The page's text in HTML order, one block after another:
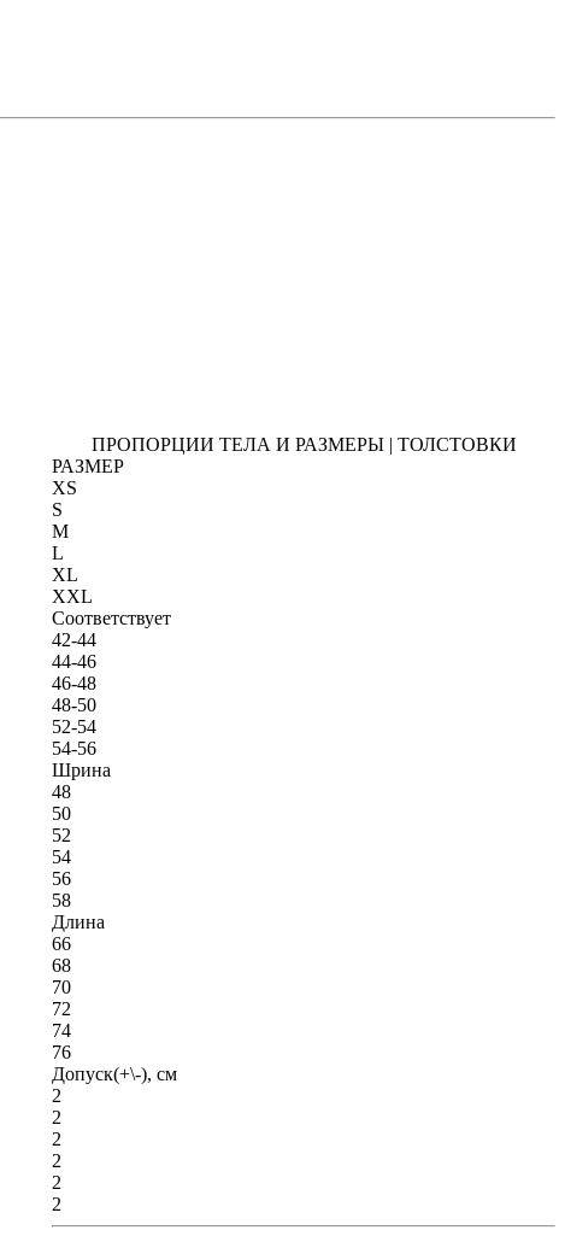
ПРОПОРЦИИ ТЕЛА И РАЗМЕРЫ | ТОЛСТОВКИ
РАЗМЕР
XS
S
M
L
XL
XXL
Соответствует
42-44
44-46
46-48
48-50
52-54
54-56
Шрина
48
50
52
54
56
58
Длина
66
68
70
72
74
76
Допуск(+\-), см
2
2
2
2
2
2